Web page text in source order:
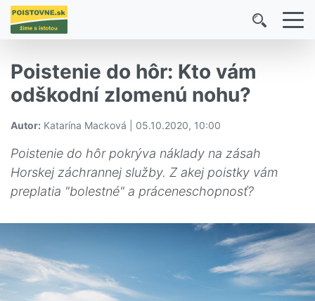
Poistenie do hôr: Kto vám
odškodní zlomenú nohu?
Autor: Katarína Macková | 05.10.2020, 10:00
Poistenie do hôr pokrýva náklady na zásah
Horskej záchrannej služby. Z akej poistky vám
preplatia "bolestné" a práceneschopnosť?